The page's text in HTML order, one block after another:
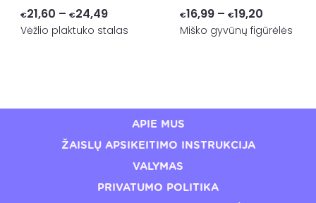
€21,60 – €24,49Price
range:
Vėžlio plaktuko stalas
€16,99 – €19,20Price
range:
Miško gyvūnų figūrėlės
APIE MUS
ŽAISLŲ APSIKEITIMO INSTRUKCIJA
VALYMAS
PRIVATUMO POLITIKA